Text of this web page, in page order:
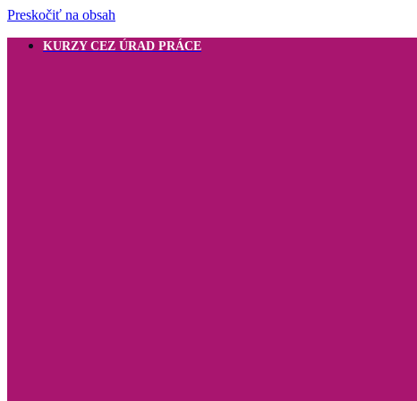
Preskočiť na obsah
KURZY CEZ ÚRAD PRÁCE